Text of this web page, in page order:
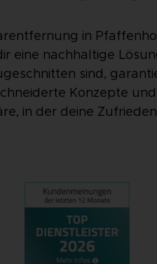
in
eine nachhaltige
sind,
Konzepte
in der deine